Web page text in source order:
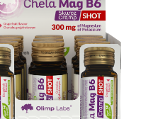
sarakstam